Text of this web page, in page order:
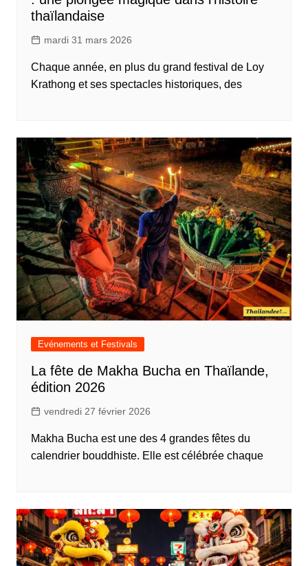
thaïlandaise
mardi 31 mars 2026
Chaque année, en plus du grand festival de Loy
Krathong et ses spectacles historiques, des
Evénements et Festivals
La fête de Makha Bucha en Thaïlande,
édition 2026
vendredi 27 février 2026
Makha Bucha est une des 4 grandes fêtes du
calendrier bouddhiste. Elle est célébrée chaque